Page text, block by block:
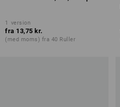
1 version
fra 13,75 kr.
(med moms) fra 40 Ruller